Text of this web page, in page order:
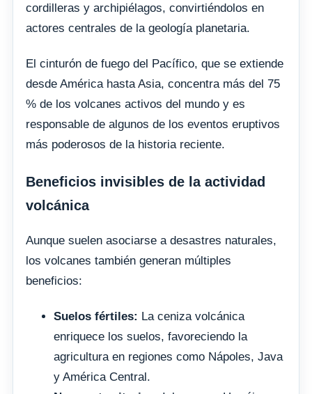
cordilleras y archipiélagos, convirtiéndolos en
actores centrales de la geología planetaria.
El cinturón de fuego del Pacífico, que se extiende
desde América hasta Asia, concentra más del 75
% de los volcanes activos del mundo y es
responsable de algunos de los eventos eruptivos
más poderosos de la historia reciente.
Beneficios invisibles de la actividad
volcánica
Aunque suelen asociarse a desastres naturales,
los volcanes también generan múltiples
beneficios:
Suelos fértiles: La ceniza volcánica
enriquece los suelos, favoreciendo la
agricultura en regiones como Nápoles, Java
y América Central.